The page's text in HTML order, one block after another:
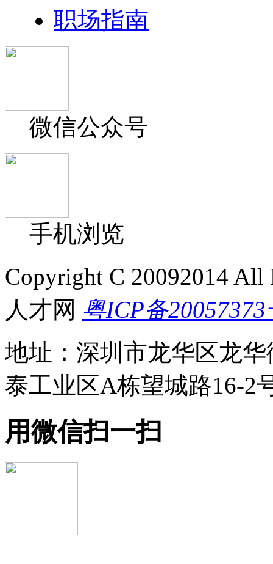
职场指南
微信公众号
手机浏览
Copyright C 20092014 All
人才网 粤ICP备20057373
地址：深圳市龙华区龙
泰工业区A栋望城路16-2
用微信扫一扫